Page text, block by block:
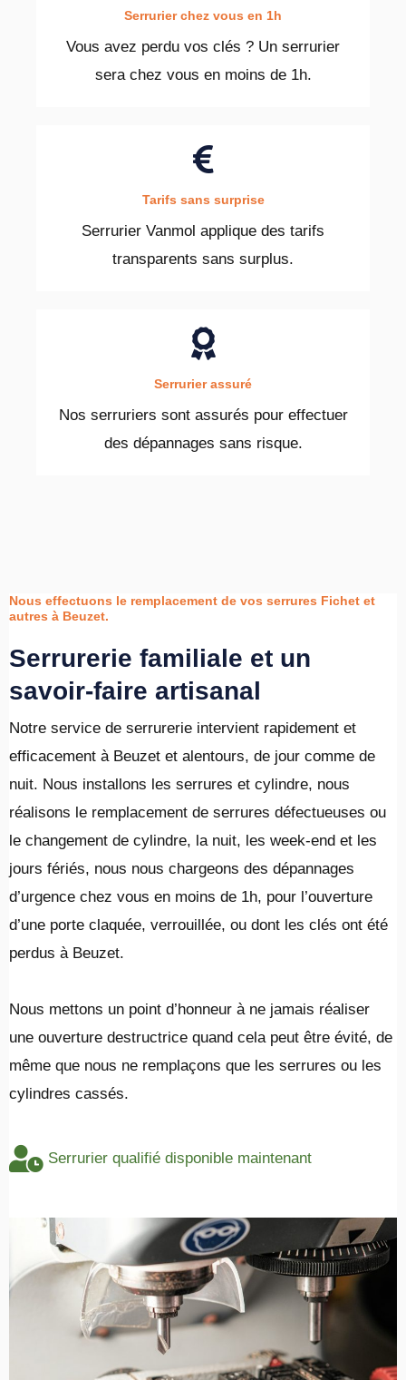
Serrurier chez vous en 1h
Vous avez perdu vos clés ? Un serrurier
sera chez vous en moins de 1h.
Tarifs sans surprise
Serrurier Vanmol applique des tarifs
transparents sans surplus.
Serrurier assuré
Nos serruriers sont assurés pour effectuer
des dépannages sans risque.
Nous effectuons le remplacement de vos serrures Fichet et
autres à Beuzet.
Serrurerie familiale et un
savoir-faire artisanal
Notre service de serrurerie intervient rapidement et
efficacement à Beuzet et alentours, de jour comme de
nuit. Nous installons les serrures et cylindre, nous
réalisons le remplacement de serrures défectueuses ou
le changement de cylindre, la nuit, les week-end et les
jours fériés, nous nous chargeons des dépannages
d’urgence chez vous en moins de 1h, pour l’ouverture
d’une porte claquée, verrouillée, ou dont les clés ont été
perdus à Beuzet.
​Nous mettons un point d’honneur à ne jamais réaliser
une ouverture destructrice quand cela peut être évité, de
même que nous ne remplaçons que les serrures ou les
cylindres cassés.
Serrurier qualifié disponible maintenant